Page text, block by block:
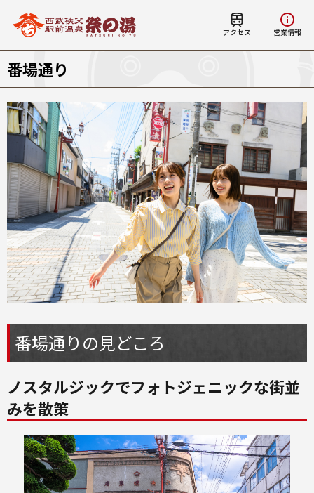
アクセス 営業情報
番場通り
番場通りの見どころ
ノスタルジックでフォトジェニックな街並
みを散策